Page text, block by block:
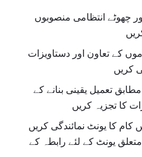
چھوٹے انتظامی منصوبوں
کے تعاون اور دستاویزات
کریں
تعمیل یقینی بنانے کے
کا تجزیہ کریں
کام کا یونٹ نمائندگی کریں
یونٹ کے لئے رابطہ کے